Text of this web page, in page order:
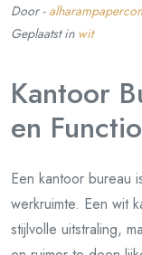
Door -
Geplaatst in wit
Kantoor
en
Een kantoor bureau
werkruimte. Een wit
stijlvolle uitstraling,